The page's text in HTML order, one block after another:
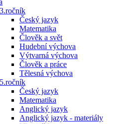
3.ročník
Český jazyk
Matematika
Člověk a svět
Hudební výchova
Výtvarná výchova
Člověk a práce
Tělesná výchova
5.ročník
Český jazyk
Matematika
Anglický jazyk
Anglický jazyk - materiály